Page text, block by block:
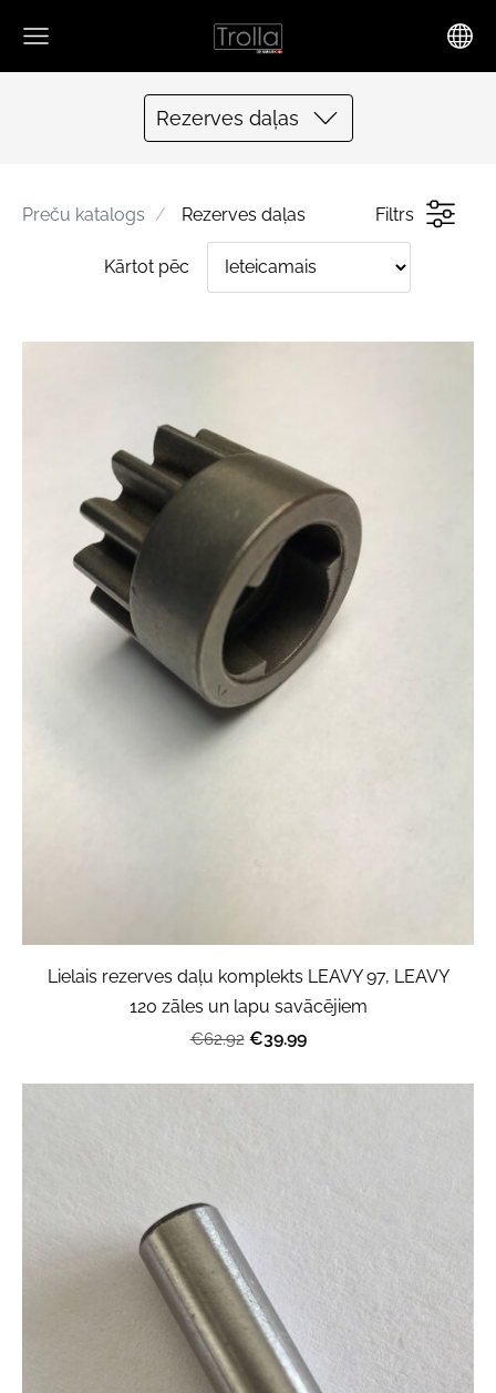
Rezerves daļas
Preču katalogs Rezerves daļas Filtrs
Kārtot pēc
Lielais rezerves daļu komplekts LEAVY 97, LEAVY
120 zāles un lapu savācējiem
€62.92 €39.99